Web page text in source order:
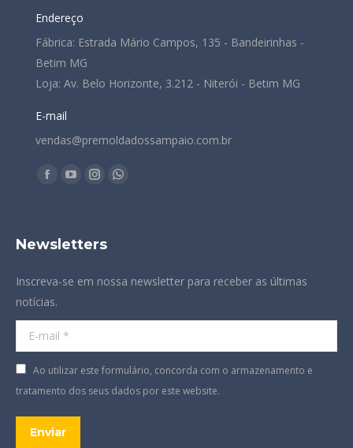
Endereço
Fábrica: Estrada Mário Campos, 135 - Bandeirinhas -
Betim MG
Loja: Av. Belo Horizonte, 3.212 - Niterói - Betim MG
E-mail
vendas@premoldadossampaio.com.br
Encontre-nos em:
Facebook
in
window
YouTube
in
window
Instagram
in
window
Whatsapp
window
Newsletters
Inscreva-se em nossa newsletter para receber as últimas
notícias.
E-mail *
Ao utilizar este formulário, concorda com o armazenamento e
tratamento dos seus dados por este website.
Enviar